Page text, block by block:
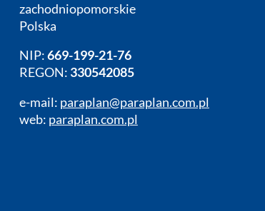
zachodniopomorskie
Polska
NIP:669-199-21-76
REGON: 330542085
e-mail: paraplan@paraplan.com.pl
web: paraplan.com.pl